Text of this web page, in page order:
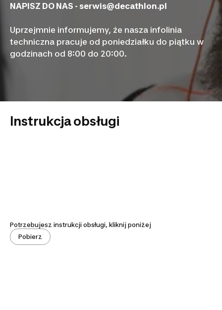
NAPISZ DO NAS - serwis@decathlon.pl
Uprzejmnie informujemy, że nasza infolinia
techniczna pracuje od poniedziałku do piątku w
godzinach od 8:00 do 20:00.
Instrukcja obsługi
Potrzebujesz instrukcji obsługi, kliknij poniżej
Pobierz